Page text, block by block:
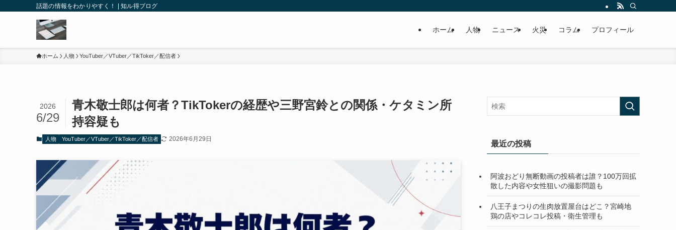
話題の情報をわかりやすく！ | 知ル得ブログ
ホーム 人物 ニュース 火災 コラム プロフィール
ホーム 人物 YouTuber／VTuber／TikToker／配信者
青木敬士郎は何者？TikTokerの経歴や三野宮鈴との関係・ケタミン所
持容疑も
2026
6/29
人物 YouTuber／VTuber／TikToker／配信者 2026年6月29日
最近の投稿
阿波おどり無断動画の投稿者は誰？100万回拡
散した内容や女性狙いの撮影問題も
八王子まつりの生肉放置屋台はどこ？宮崎地
鶏の店やコレコレ投稿・衛生管理も